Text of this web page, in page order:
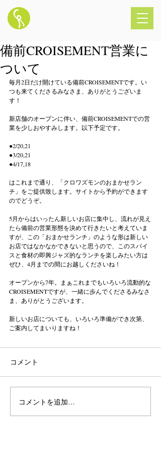
備前CROISEMENT営業に
ついて
毎月2日だけ開けている備前CROISEMENTです。い
つも来てくださるみなさま、ありがとうございま
す！
新店舗のオープンに伴い、備前CROISEMENTでの営
業を少しおやすみします。以下予定です。
●2/20,21
●3/20,21
●4/17,18
はこれまで通り、「クロワズモンのおまかせラン
チ」をご提供致します。サイトから予約ができます
のでどうぞ。
5月からはいったん新しいお店に集中し、流れが見え
たら備前の営業形態を決めて行きたいと考えていま
すが、この「おまかせランチ」のような形は新しい
お店ではなかなかできないと思うので、このスパイ
スと食材の即興ジャズ的なランチを楽しみたい方は
ぜひ、4月までの間にお越しくださいね！
オープンから7年。まぁこれまでもいろいろ流動的な
CROISEMENTですが、一緒に歩んでくださるみなさ
ま、ありがとうございます。
新しいお店についても、いろいろ準備ができ次第、
ご案内してまいりますね！
コメント
コメントを追加…